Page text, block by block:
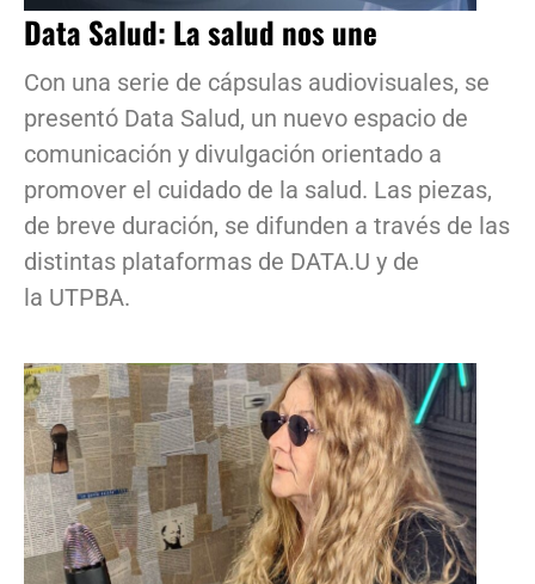
Data Salud: La salud nos une
Con una serie de cápsulas audiovisuales, se
presentó Data Salud, un nuevo espacio de
comunicación y divulgación orientado a
promover el cuidado de la salud. Las piezas,
de breve duración, se difunden a través de las
distintas plataformas de DATA.U y de
la UTPBA.